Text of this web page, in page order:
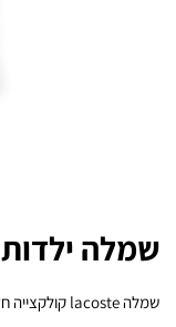
שמלה ילדות LACOSTE 2-6
שמלה lacoste קולקצייה חדשה